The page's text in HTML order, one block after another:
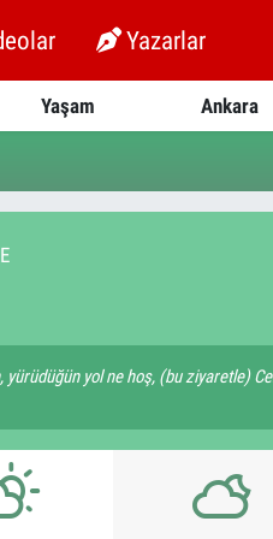
Yazarlar
Yaşam Ankara
yol ne hoş, (bu ziyaretle)